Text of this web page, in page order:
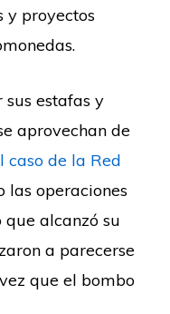
y proyectos
sus estafas y
aprovechan de
caso de la Red
las operaciones
alcanzó su
a parecerse
que el bombo